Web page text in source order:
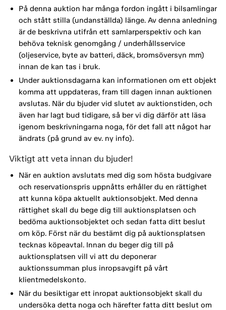
På denna auktion har många fordon ingått i bilsamlingar
och stått stilla (undanställda) länge. Av denna anledning
är de beskrivna utifrån ett samlarperspektiv och kan
behöva teknisk genomgång / underhållsservice
(oljeservice, byte av batteri, däck, bromsöversyn mm)
innan de kan tas i bruk.
Under auktionsdagarna kan informationen om ett objekt
komma att uppdateras, fram till dagen innan auktionen
avslutas. När du bjuder vid slutet av auktionstiden, och
även har lagt bud tidigare, så ber vi dig därför att läsa
igenom beskrivningarna noga, för det fall att något har
ändrats (på grund av ev. ny info).
Viktigt att veta innan du bjuder!
När en auktion avslutats med dig som hösta budgivare
och reservationspris uppnåtts erhåller du en rättighet
att kunna köpa aktuellt auktionsobjekt. Med denna
rättighet skall du bege dig till auktionsplatsen och
bedöma auktionsobjektet och sedan fatta ditt beslut
om köp. Först när du bestämt dig på auktionsplatsen
tecknas köpeavtal. Innan du beger dig till på
auktionsplatsen vill vi att du deponerar
auktionssumman plus inropsavgift på vårt
klientmedelskonto.
När du besiktigar ett inropat auktionsobjekt skall du
undersöka detta noga och härefter fatta ditt beslut om